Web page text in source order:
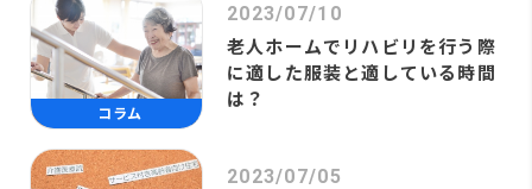
コラム
2023/07/10
老人ホームでリハビリを行う際
に適した服装と適している時間
は？
2023/07/05